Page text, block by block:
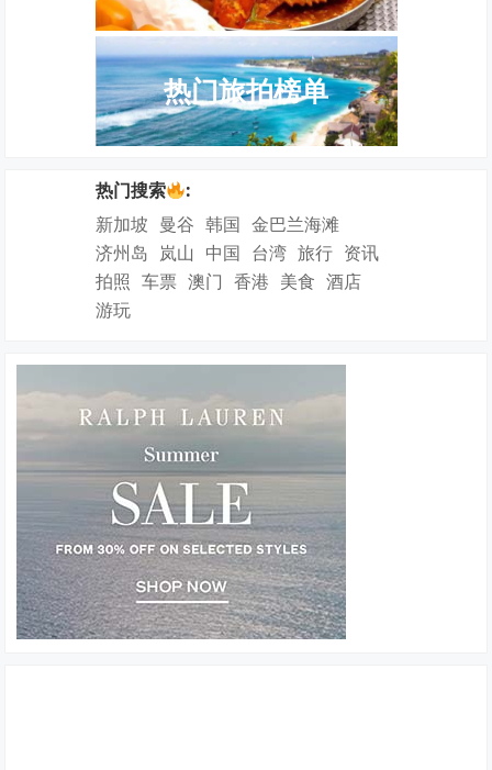
热门旅拍榜单
热门搜索
:
新加坡 曼谷 韩国 金巴兰海滩
济州岛 岚山 中国 台湾 旅行 资讯
拍照 车票 澳门 香港 美食 酒店
游玩